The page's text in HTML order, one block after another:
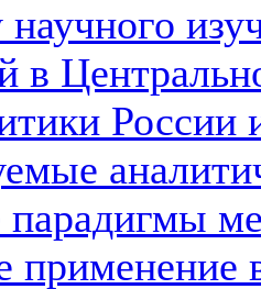
в
России
применение